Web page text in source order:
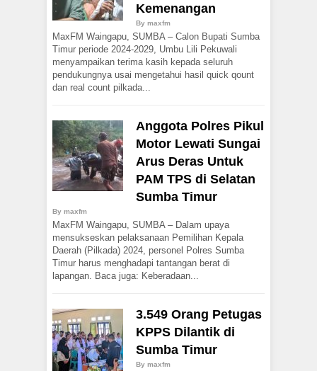
Kemenangan
By maxfm
MaxFM Waingapu, SUMBA – Calon Bupati Sumba
Timur periode 2024-2029, Umbu Lili Pekuwali
menyampaikan terima kasih kepada seluruh
pendukungnya usai mengetahui hasil quick qount
dan real count pilkada...
Anggota Polres Pikul
Motor Lewati Sungai
Arus Deras Untuk
PAM TPS di Selatan
Sumba Timur
By maxfm
MaxFM Waingapu, SUMBA – Dalam upaya
mensukseskan pelaksanaan Pemilihan Kepala
Daerah (Pilkada) 2024, personel Polres Sumba
Timur harus menghadapi tantangan berat di
lapangan. Baca juga: Keberadaan...
3.549 Orang Petugas
KPPS Dilantik di
Sumba Timur
By maxfm